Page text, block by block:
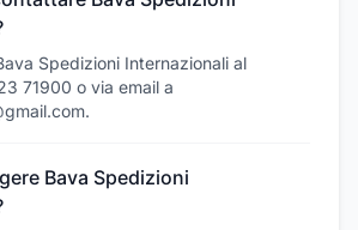
Spedizioni Internazionali al
71900 o via email a
Bava Spedizioni